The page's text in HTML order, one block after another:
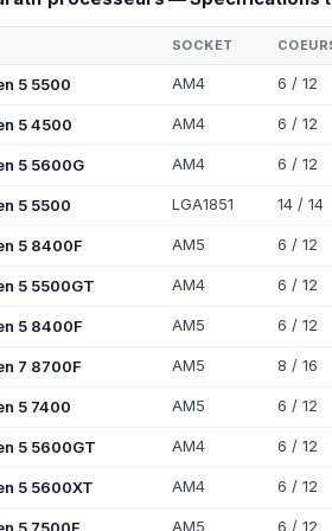
SOCKET
5 5500 AM4 6 / 12
5 4500 AM4 6 / 12
5 5600G AM4 6 / 12
5 5500 LGA1851 14 / 14
5 8400F AM5 6 / 12
5 5500GT AM4 6 / 12
5 8400F AM5 6 / 12
7 8700F AM5 8 / 16
5 7400 AM5 6 / 12
5 5600GT AM4 6 / 12
5 5600XT AM4 6 / 12
AM5 6 / 12